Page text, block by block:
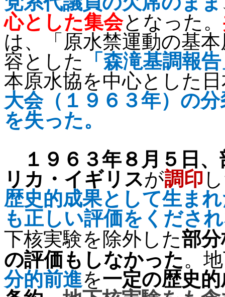
心とした集会となった。
は、「原水禁運動の基
容とした
「森滝基調報
本原水協を中心とした
大会（１９６３年）の
を失った。
１９６３年８月５日
リカ・イギリスが調印
歴史的成果として生ま
も正しい評価をくださ
下核実験を除外した部
の評価もしなかった。
分的前進を一定の歴史